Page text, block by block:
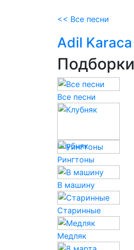
<< Все песни
Adil Karaca
Подборки
Все песни
Клубняк
Рингтоны
В машину
Старинные
Медляк